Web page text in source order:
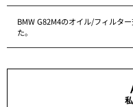
BMW G82M4のオイル/フィルタ
た。